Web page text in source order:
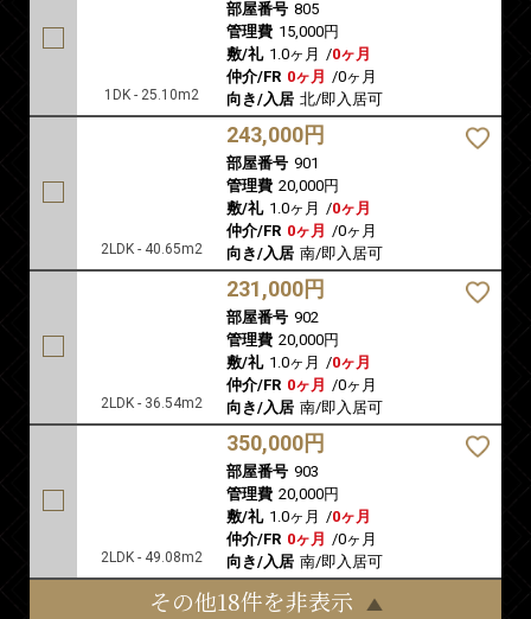
1DK - 25.10m2
部屋番号 805
管理費 15,000円
敷/礼 1.0ヶ月 /0ヶ月
仲介/FR 0ヶ月 /0ヶ月
向き/入居 北/即入居可
2LDK - 40.65m2
243,000円
部屋番号 901
管理費 20,000円
敷/礼 1.0ヶ月 /0ヶ月
仲介/FR 0ヶ月 /0ヶ月
向き/入居 南/即入居可
2LDK - 36.54m2
231,000円
部屋番号 902
管理費 20,000円
敷/礼 1.0ヶ月 /0ヶ月
仲介/FR 0ヶ月 /0ヶ月
向き/入居 南/即入居可
2LDK - 49.08m2
350,000円
部屋番号 903
管理費 20,000円
敷/礼 1.0ヶ月 /0ヶ月
仲介/FR 0ヶ月 /0ヶ月
向き/入居 南/即入居可
その他18件を非表示